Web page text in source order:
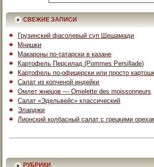
СВЕЖИЕ ЗАПИСИ
Грузинский фасолевый суп Шешамади
Мнишки
Макароны по-татарски в казане
Картофель Персилад (Pommes Persillade)
Картофель по-офицерски или просто
Салат из копченой индейки
Омлет жнецов — Omelette des moissonneurs
Салат «Эдельвейс» классический
Эларджи
Лионский колбасный салат с грецкими
РУБРИКИ